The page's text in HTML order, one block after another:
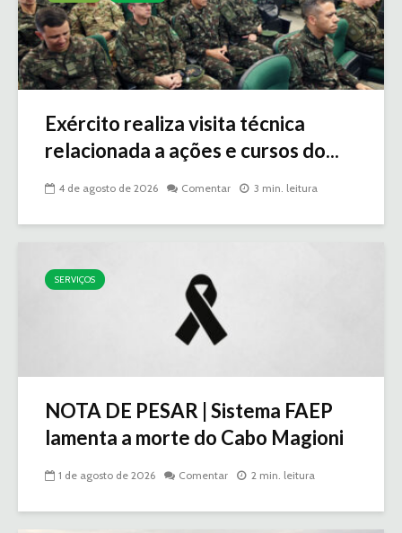
Exército realiza visita técnica
relacionada a ações e cursos do...
4 de agosto de 2026 Comentar 3 min. leitura
SERVIÇOS
NOTA DE PESAR | Sistema FAEP
lamenta a morte do Cabo Magioni
1 de agosto de 2026 Comentar 2 min. leitura